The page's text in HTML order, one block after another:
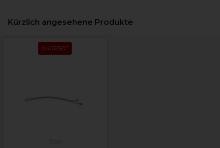
Kürzlich angesehene Produkte
ANGEBOT